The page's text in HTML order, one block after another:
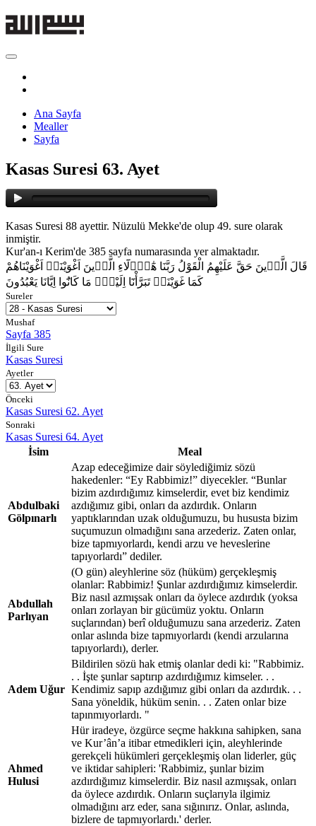
Ana Sayfa
Mealler
Sayfa
Kasas Suresi 63. Ayet
Kasas Suresi 88 ayettir. Nüzulü Mekke'de olup 49. sure olarak
inmiştir.
Kur'an-ı Kerim'de 385 sayfa numarasında yer almaktadır.
قَالَ الَّذ۪ينَ حَقَّ عَلَيْهِمُ الْقَوْلُ رَبَّنَا هٰٓؤُ۬لَٓاءِ الَّذ۪ينَ اَغْوَيْنَاۚ اَغْوَيْنَاهُمْ
كَمَا غَوَيْنَاۚ تَبَرَّأْنَٓا اِلَيْكَۘ مَا كَانُٓوا اِيَّانَا يَعْبُدُونَ
Sureler
Mushaf
Sayfa 385
İlgili Sure
Kasas Suresi
Ayetler
Önceki
Kasas Suresi 62. Ayet
Sonraki
Kasas Suresi 64. Ayet
İsim
Meal
Abdulbaki
Gölpınarlı
Azap edeceğimize dair söylediğimiz sözü
hakedenler: “Ey Rabbimiz!” diyecekler. “Bunlar
bizim azdırdığımız kimselerdir, evet biz kendimiz
azdığımız gibi, onları da azdırdık. Onların
yaptıklarından uzak olduğumuzu, bu hususta bizim
suçumuzun olmadığını sana arzederiz. Zaten onlar,
bize tapmıyorlardı, kendi arzu ve heveslerine
tapıyorlardı” dediler.
Abdullah
Parlıyan
(O gün) aleyhlerine söz (hüküm) gerçekleşmiş
olanlar: Rabbimiz! Şunlar azdırdığımız kimselerdir.
Biz nasıl azmışsak onları da öylece azdırdık (yoksa
onları zorlayan bir gücümüz yoktu. Onların
suçlarından) berî olduğumuzu sana arzederiz. Zaten
onlar aslında bize tapmıyorlardı (kendi arzularına
tapıyorlardı), derler.
Adem Uğur
Bildirilen sözü hak etmiş olanlar dedi ki: "Rabbimiz.
. . İşte şunlar saptırıp azdırdığımız kimseler. . .
Kendimiz sapıp azdığımız gibi onları da azdırdık. . .
Sana yöneldik, hüküm senin. . . Zaten onlar bize
tapınmıyorlardı. "
Ahmed
Hulusi
Hür iradeye, özgürce seçme hakkına sahipken, sana
ve Kur’ân’a itibar etmedikleri için, aleyhlerinde
gerekçeli hükümleri gerçekleşmiş olan liderler, güç
ve iktidar sahipleri: 'Rabbimiz, şunlar bizim
azdırdığımız kimselerdir. Biz nasıl azmışsak, onları
da öylece azdırdık. Onların suçlarıyla ilgimiz
olmadığını arz eder, sana sığınırız. Onlar, aslında,
bizlere de tapmıyorlardı.' derler.